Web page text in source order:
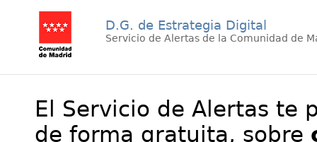
D.G. de Estrategia Digital
Servicio de Alertas de la Comunidad de
El Servicio de Alertas te
de forma gratuita, sobre